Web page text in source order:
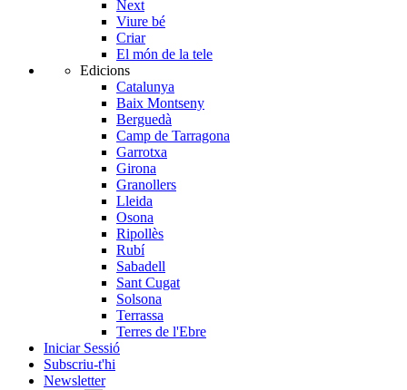
Next
Viure bé
Criar
El món de la tele
Edicions
Catalunya
Baix Montseny
Berguedà
Camp de Tarragona
Garrotxa
Girona
Granollers
Lleida
Osona
Ripollès
Rubí
Sabadell
Sant Cugat
Solsona
Terrassa
Terres de l'Ebre
Iniciar Sessió
Subscriu-t'hi
Newsletter